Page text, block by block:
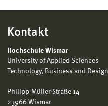
Kontakt
Hochschule Wismar
University of Applied Sciences
Technology, Business and Design
Philipp-Müller-Straße 14
23966 Wismar